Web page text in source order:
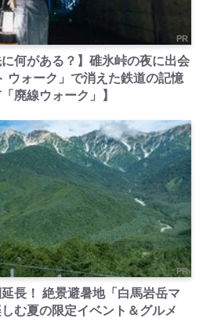
PR
に何がある？】碓氷峠の夜に出会
ウォーク」で消えた鉄道の記憶
廃線ウォーク」】
PR
長！ 絶景避暑地「白馬岩岳マ
む夏の限定イベント＆グルメ